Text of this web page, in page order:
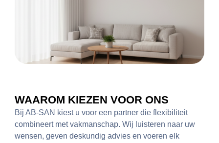
WAAROM KIEZEN VOOR ONS
Bij AB‑SAN kiest u voor een partner die flexibiliteit
combineert met vakmanschap. Wij luisteren naar uw
wensen, geven deskundig advies en voeren elk